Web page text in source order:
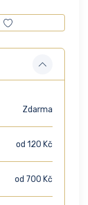
Zdarma
od 120 Kč
od 700 Kč